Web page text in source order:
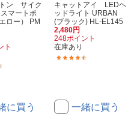
ン サイク
マートポ
ロー） PM
ト
に買う
キャットアイ LEDヘ
ッドライト URBAN
(ブラック) HL-EL145
2,480円
248ポイント
在庫あり
一緒に買う